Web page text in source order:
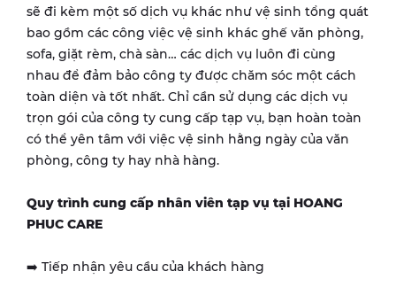
sẽ đi kèm một số dịch vụ khác như vệ sinh tổng quát
bao gồm các công việc vệ sinh khác ghế văn phòng,
sofa, giặt rèm, chà sàn… các dịch vụ luôn đi cùng
nhau để đảm bảo công ty được chăm sóc một cách
toàn diện và tốt nhất. Chỉ cần sử dụng các dịch vụ
trọn gói của công ty cung cấp tạp vụ, bạn hoàn toàn
có thể yên tâm với việc vệ sinh hằng ngày của văn
phòng, công ty hay nhà hàng.
Quy trình cung cấp nhân viên tạp vụ tại HOANG
PHUC CARE
➡️ Tiếp nhận yêu cầu của khách hàng